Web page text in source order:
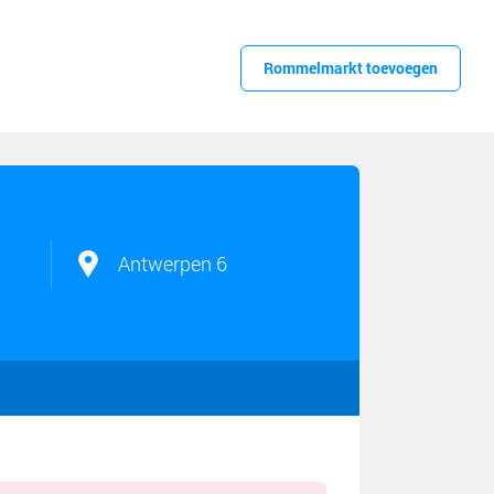
Rommelmarkt toevoegen
Antwerpen 6